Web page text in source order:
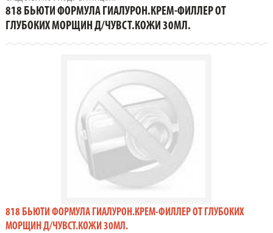
818 БЬЮТИ ФОРМУЛА ГИАЛУРОН.КРЕМ-ФИЛЛЕР ОТ ГЛУБОКИХ
818 БЬЮТИ ФОРМУЛА ГИАЛУРОН.КРЕМ-ФИЛЛЕР ОТ
ГЛУБОКИХ МОРЩИН Д/ЧУВСТ.КОЖИ 30МЛ.
818 БЬЮТИ ФОРМУЛА ГИАЛУРОН.КРЕМ-ФИЛЛЕР ОТ ГЛУБОКИХ
МОРЩИН Д/ЧУВСТ.КОЖИ 30МЛ.